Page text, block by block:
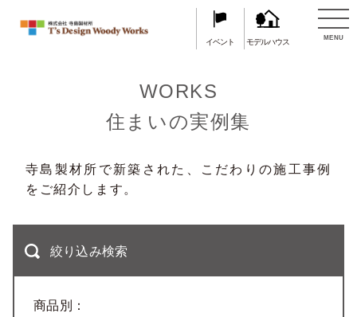
イベント モデルハウス MENU
TOP 住まいの実例集
WORKS
住まいの実例集
寺島製材所で新築された、こだわりの施工事例
をご紹介します。
絞り込み検索
商品別：